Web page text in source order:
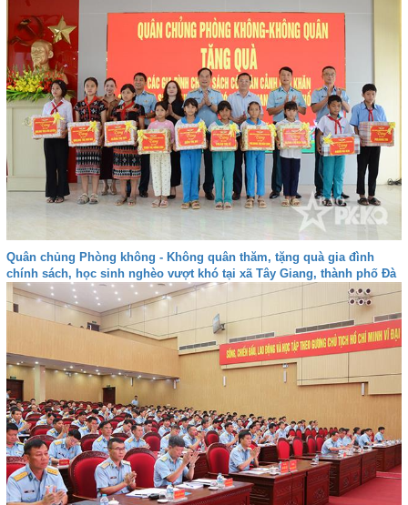
Quân chủng Phòng không - Không quân thăm, tặng quà gia đình
chính sách, học sinh nghèo vượt khó tại xã Tây Giang, thành phố Đà
nẵng